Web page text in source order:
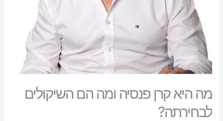
מה היא קרן פנסיה ומה הם השיקולים
לבחירתה?